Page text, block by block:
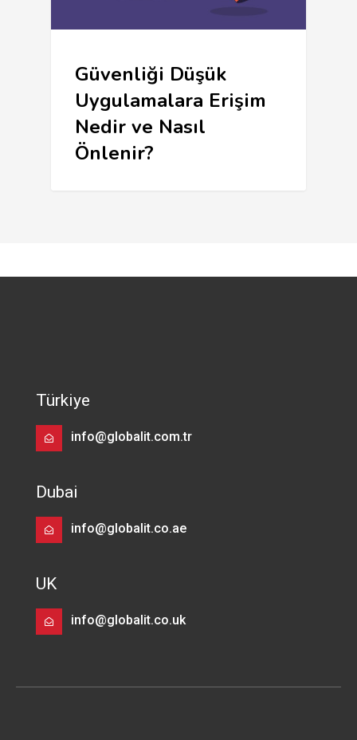
Güvenliği Düşük
Uygulamalara Erişim
Nedir ve Nasıl
Önlenir?
Türkiye
info@globalit.com.tr
Dubai
info@globalit.co.ae
UK
info@globalit.co.uk